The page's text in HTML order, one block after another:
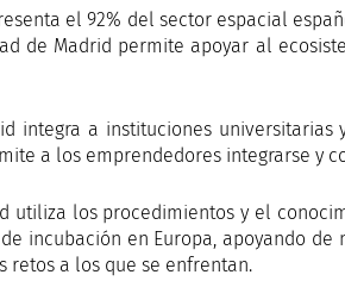
el 92% del sector espacial
de Madrid permite apoyar al
integra a instituciones
a los emprendedores integrarse y
utiliza los procedimientos y el
incubación en Europa, apoyando
retos a los que se enfrentan.